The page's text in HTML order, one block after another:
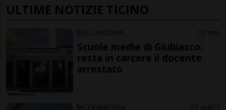
ULTIME NOTIZIE TICINO
BELLINZONA 3 min
Scuole medie di Giubiasco:
resta in carcere il docente
arrestato
ACQUAROSSA 1 ora 1